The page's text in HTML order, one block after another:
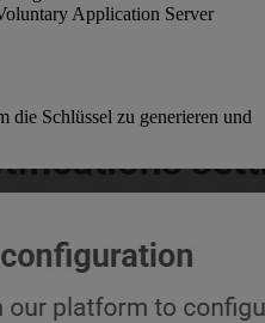
Application Server
die Schlüssel zu generieren und